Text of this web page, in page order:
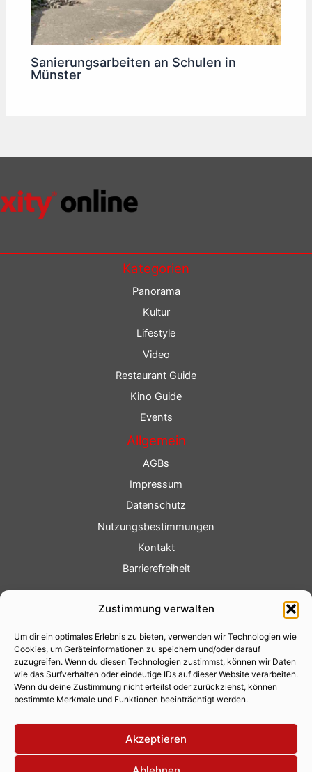
Zustimmung verwalten
Um dir ein optimales Erlebnis zu bieten, verwenden wir Technologien wie
Cookies, um Geräteinformationen zu speichern und/oder darauf
zuzugreifen. Wenn du diesen Technologien zustimmst, können wir Daten
wie das Surfverhalten oder eindeutige IDs auf dieser Website verarbeiten.
Wenn du deine Zustimmung nicht erteilst oder zurückziehst, können
bestimmte Merkmale und Funktionen beeinträchtigt werden.
Akzeptieren
Sanierungsarbeiten an Schulen in
Münster
Kategorien
Panorama
Kultur
Lifestyle
Video
Restaurant Guide
Kino Guide
Events
Allgemein
AGBs
Impressum
Datenschutz
Nutzungsbestimmungen
Kontakt
Barrierefreiheit
Fotoservice
Videoservice
Werbung
Contenterstellung
Lokalnachrichten
Lokalfernsehen
Eventkalender